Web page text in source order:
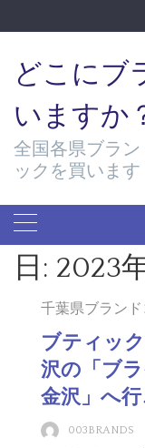
to
どこにブ
いますか
全国各県ブラ
ックを買います
日: 2023
千葉県ブラン
ブティッ
沢の「ブ
金沢」へ行
003BRANDS